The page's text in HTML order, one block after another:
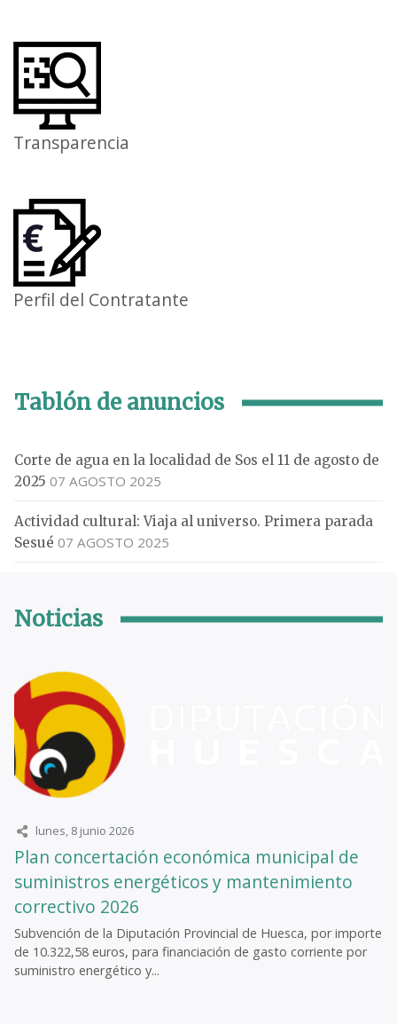
Transparencia
Perfil del Contratante
Tablón de anuncios
Corte de agua en la localidad de Sos el 11 de agosto de
2025 07 AGOSTO 2025
Actividad cultural: Viaja al universo. Primera parada
Sesué 07 AGOSTO 2025
Noticias
lunes, 8 junio 2026
Plan concertación económica municipal de
suministros energéticos y mantenimiento
correctivo 2026
Subvención de la Diputación Provincial de Huesca, por importe
de 10.322,58 euros, para financiación de gasto corriente por
suministro energético y...